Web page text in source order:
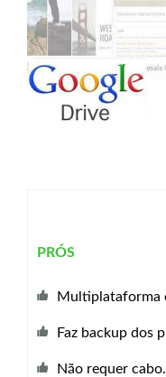
PRÓS
Multiplataforma
Faz backup dos
Não requer cabo.